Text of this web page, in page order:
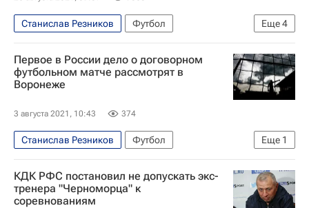
Еще4
Станислав Резников
Футбол
Вторая лига (бывшая ПФЛ)
Хазрет Дышеков
Чайка (Песчанокопское)
Черноморец (Новороссийск)
Первое в России дело о договорном
футбольном матче рассмотрят в
Воронеже
3 августа 2021, 10:43 374
Еще 1
Станислав Резников
Футбол
Хазрет Дышеков
КДК РФС постановил не допускать экс-
тренера "Черноморца" к
соревнованиям